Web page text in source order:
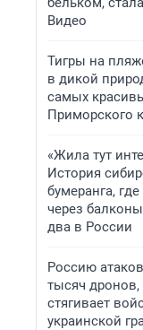
Видео
Тигры на
в дикой
самых
Приморского
«Жила тут
История
бумеранга,
через
два в России
Россию
тысяч дронов,
стягивает
украинской